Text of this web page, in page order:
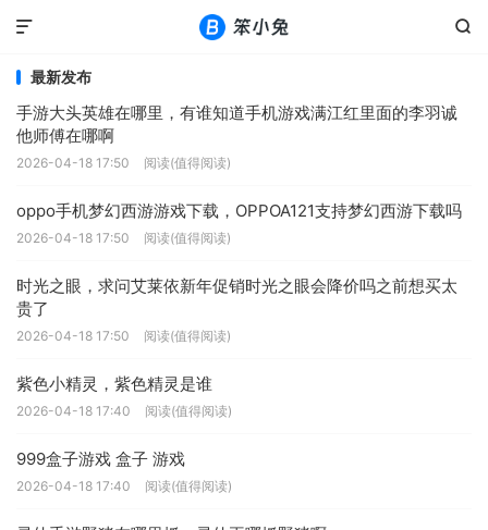


最新发布
手游大头英雄在哪里，有谁知道手机游戏满江红里面的李羽诚
他师傅在哪啊
2026-04-18 17:50 阅读(值得阅读)
oppo手机梦幻西游游戏下载，OPPOA121支持梦幻西游下载吗
2026-04-18 17:50 阅读(值得阅读)
时光之眼，求问艾莱依新年促销时光之眼会降价吗之前想买太
贵了
2026-04-18 17:50 阅读(值得阅读)
紫色小精灵，紫色精灵是谁
2026-04-18 17:40 阅读(值得阅读)
999盒子游戏 盒子 游戏
2026-04-18 17:40 阅读(值得阅读)